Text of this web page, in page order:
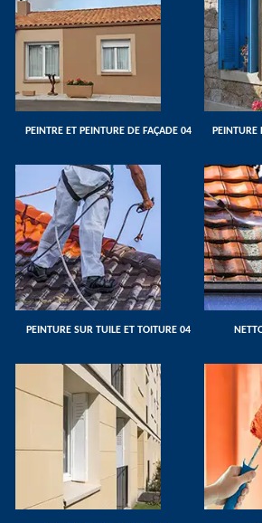
PEINTRE ET PEINTURE DE FAÇADE 04 PEINTURE
PEINTURE SUR TUILE ET TOITURE 04